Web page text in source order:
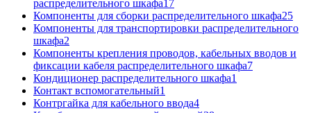
распределительного шкафа17
Компоненты для сборки распределительного шкафа25
Компоненты для транспортировки распределительного
шкафа2
Компоненты крепления проводов, кабельных вводов и
фиксации кабеля распределительного шкафа7
Кондиционер распределительного шкафа1
Контакт вспомогательный1
Контргайка для кабельного ввода4